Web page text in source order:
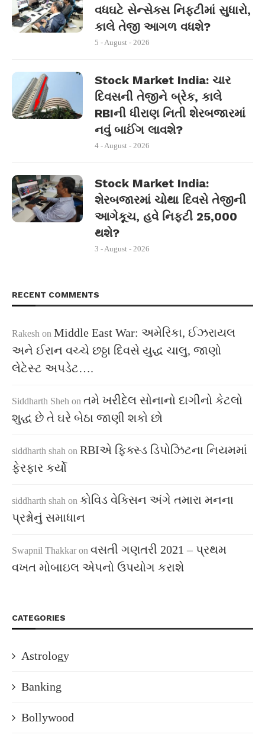
વધઘટે સેન્સેક્સ નિફ્ટીમાં સુધારો,
કાલે તેજી આગળ વધશે?
5 - August - 2026
Stock Market India: ચાર
દિવસની તેજીને બ્રેક, કાલે
RBIની ધીરાણ નિતી શેરબજારમાં
નવું બાઈંગ લાવશે?
4 - August - 2026
Stock Market India:
શેરબજારમાં ચોથા દિવસે તેજીની
આગેકૂચ, હવે નિફ્ટી 25,000
થશે?
3 - August - 2026
RECENT COMMENTS
Rakesh on Middle East War: અમેરિકા, ઈઝરાયલ
અને ઈરાન વચ્ચે છઠ્ઠા દિવસે યુદ્ધ ચાલુ, જાણો
લેટેસ્ટ અપડેટ….
Siddharth Sheh on તમે ખરીદેલ સોનાનો દાગીનો કેટલો
શુદ્ધ છે તે ઘરે બેઠા જાણી શકો છો
siddharth shah on RBIએ ફિક્સ્ડ ડિપોઝિટના નિયમમાં
ફેરફાર કર્યો
siddharth shah on કોવિડ વેક્સિન અંગે તમારા મનના
પ્રશ્નોનું સમાધાન
Swapnil Thakkar on વસતી ગણતરી 2021 – પ્રથમ
વખત મોબાઇલ એપનો ઉપયોગ કરાશે
CATEGORIES
Astrology
Banking
Bollywood